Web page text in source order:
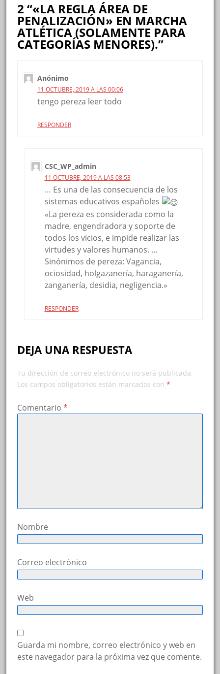
2 “«LA REGLA ÁREA DE
PENALIZACIÓN» EN MARCHA
ATLÉTICA (SOLAMENTE PARA
CATEGORÍAS MENORES).”
Anónimo
11 OCTUBRE, 2019 A LAS 00:06
tengo pereza leer todo
RESPONDER
CSC_WP_admin
11 OCTUBRE, 2019 A LAS 08:53
… Es una de las consecuencia de los
sistemas educativos españoles
«La pereza es considerada como la
madre, engendradora y soporte de
todos los vicios, e impide realizar las
virtudes y valores humanos. …
Sinónimos de pereza: Vagancia,
ociosidad, holgazanería, haraganería,
zanganería, desidia, negligencia.»
RESPONDER
DEJA UNA RESPUESTA
Tu dirección de correo electrónico no será publicada.
Los campos obligatorios están marcados con *
Comentario *
Nombre
Correo electrónico
Web
Guarda mi nombre, correo electrónico y web en
este navegador para la próxima vez que comente.